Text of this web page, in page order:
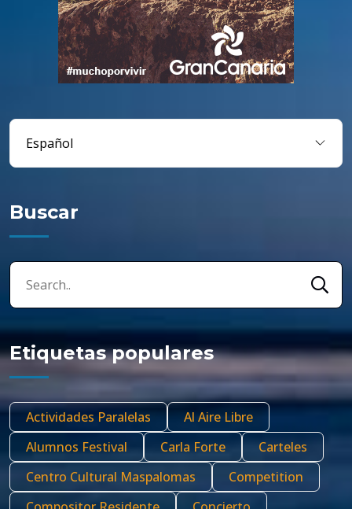
Buscar
Etiquetas populares
Actividades Paralelas
Al Aire Libre
Alumnos Festival
Carla Forte
Carteles
Centro Cultural Maspalomas
Competition